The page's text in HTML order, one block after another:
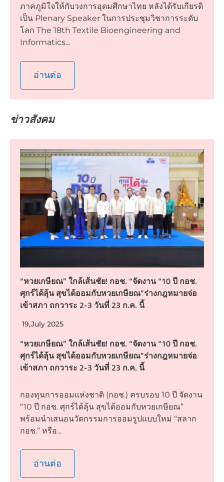
ภาคภูมิใจให้กับวงการอุดมศึกษาไทย หลังได้รับเกียรติ
เป็น Plenary Speaker ในการประชุมวิชาการระดับ
โลก The 18th Textile Bioengineering and
Informatics...
อ่านต่อ
ข่าวสังคม
“หวยเกษียณ” ใกล้เส้นชัย! กอช. “จัดงาน “10 ปี กอช.
ศุกร์ได้ลุ้น สุขได้ออมกับหวยเกษียณ”ร่างกฎหมายจ่อ
เข้าสภา ถกวาระ 2-3 วันที่ 23 ก.ค. นี้
19,July 2025
“หวยเกษียณ” ใกล้เส้นชัย! กอช. “จัดงาน “10 ปี กอช.
ศุกร์ได้ลุ้น สุขได้ออมกับหวยเกษียณ”ร่างกฎหมายจ่อ
เข้าสภา ถกวาระ 2-3 วันที่ 23 ก.ค. นี้
กองทุนการออมแห่งชาติ (กอช.) ครบรอบ 10 ปี จัดงาน
“10 ปี กอช. ศุกร์ได้ลุ้น สุขได้ออมกับหวยเกษียณ”
พร้อมนำเสนอนวัตกรรมการออมรูปแบบใหม่ “สลาก
กอช.” หรือ...
อ่านต่อ